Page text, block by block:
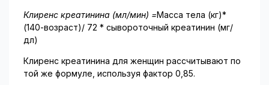
Клиренс креатинина (мл/мин) =Масса тела (кг)*
(140-возраст)/ 72 * сывороточный креатинин (мг/
дл)
Клиренс креатинина для женщин рассчитывают по
той же формуле, используя фактор 0,85.